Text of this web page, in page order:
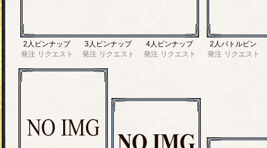
2人ピンナップ
発注 リクエスト
3人ピンナップ
発注 リクエスト
4人ピンナップ
発注 リクエスト
2人バトルピン
発注 リクエスト